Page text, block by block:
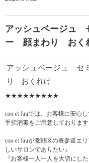
アッシュベージュ
ー 顔まわり おく
アッシュベージュ
り おくれげ
★★★★★★★★★
coo et fuuでは、お客様に安心
手指消毒をご用意して
coo et fuuが激戦区の表参道エ
しいサロンでありた
『お客様一人一人を大切に